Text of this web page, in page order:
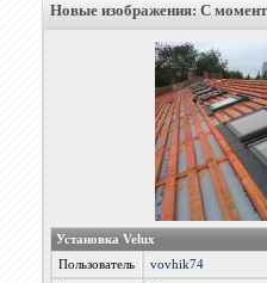
Новые изображения: С
Установка Velux
Пользователь
vovhik74